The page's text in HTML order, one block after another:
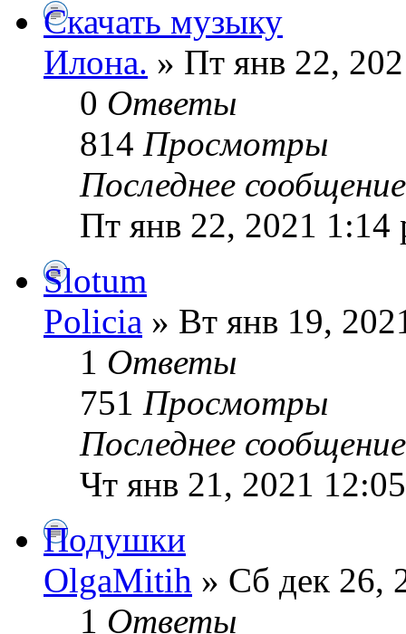
Скачать музыку
Илoна. » Пт янв 22,
0 Ответы
814 Просмотры
Последнее
Пт янв 22, 2021 1:14
Slotum
Policia » Вт янв 19,
1 Ответы
751 Просмотры
Последнее
Чт янв 21, 2021
Подушки
OlgaMitih » Сб дек 26,
1 Ответы